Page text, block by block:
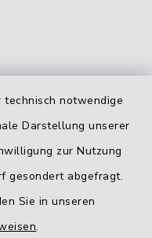
notwendige
Darstellung unserer
zur Nutzung
gesondert abgefragt.
Sie in unseren
.